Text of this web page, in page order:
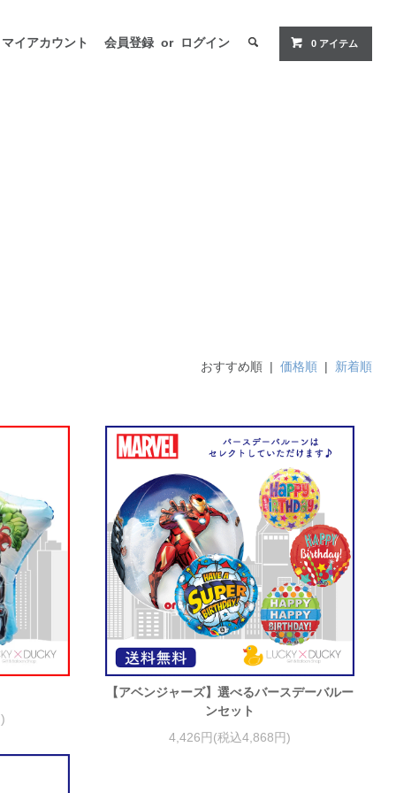
マイアカウント 会員登録 or ログイン 0 アイテム
おすすめ順 |価格順 | 新着順
【アベンジャーズ】選べるバースデーバルー
ンセット
4,426円(税込4,868円)